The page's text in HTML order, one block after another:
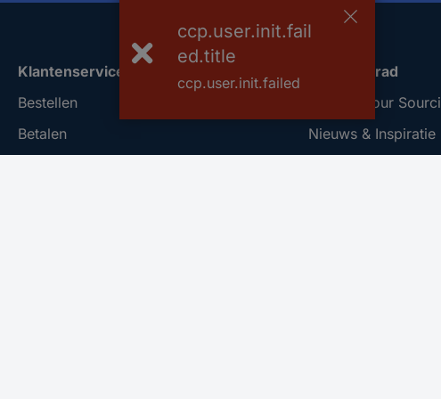
Klantenservice
Bestellen
Betalen
Over Conrad
Conrad Your
Nieuws & Inspiratie
ccp.user.init.fail
ed.title
ccp.user.init.failed